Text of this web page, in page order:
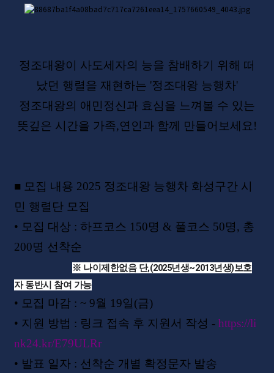
정조대왕이 사도세자의 능을 참배하기 위해 떠
났던 행렬을 재현하는 '정조대왕 능행차'
정조대왕의 애민정신과 효심을 느껴볼 수 있는
뜻깊은 시간을 가족,연인과 함께 만들어보세요!
■ 모집 내용 2025 정조대왕 능행차 화성구간 시
민 행렬단 모집
• 모집 대상 : 하프코스 150명 & 풀코스 50명, 총
200명 선착순
※ 나이제한없음 단,(2025년생~2013년생)보호
자 동반시 참여 가능
• 모집 마감 : ~ 9월 19일(금)
• 지원 방법 : 링크 접속 후 지원서 작성 - https://li
nk24.kr/E79ULRr
• 발표 일자 : 선착순 개별 확정문자 발송